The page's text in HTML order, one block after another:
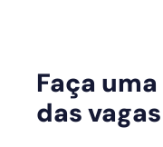
Faça
das vagas